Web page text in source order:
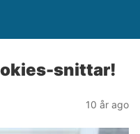
snittar!
10 år ago